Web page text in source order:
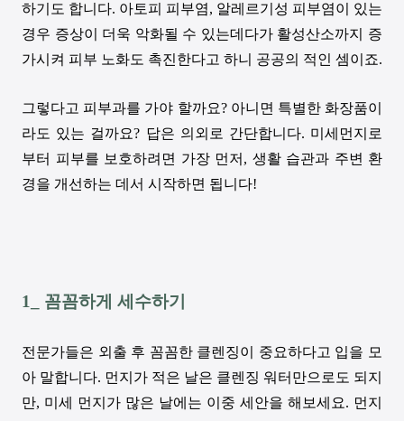
하기도 합니다. 아토피 피부염, 알레르기성 피부염이 있는
경우 증상이 더욱 악화될 수 있는데다가 활성산소까지 증
가시켜 피부 노화도 촉진한다고 하니 공공의 적인 셈이죠.
그렇다고 피부과를 가야 할까요? 아니면 특별한 화장품이
라도 있는 걸까요? 답은 의외로 간단합니다. 미세먼지로
부터 피부를 보호하려면 가장 먼저 , 생활 습관과 주변 환
경을 개선하는 데서 시작하면 됩니다!
1_ 꼼꼼하게 세수하기
전문가들은 외출 후 꼼꼼한 클렌징이 중요하다고 입을 모
아 말합니다. 먼지가 적은 날은 클렌징 워터만으로도 되지
만, 미세 먼지가 많은 날에는 이중 세안을 해보세요. 먼지